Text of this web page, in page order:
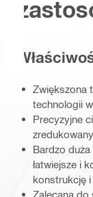
Zwiększona
technologii
Precyzyjne
Bardzo
łatwiejsze i
konstrukcję
Zalecana do